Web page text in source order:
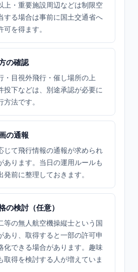
上・重要施設周辺などは制限空
する場合は事前に国土交通省へ
可を得ます。
の確認
・目視外飛行・催し場所の上
投下などは、別途承認が必要に
方法です。
の通報
じて飛行情報の通報が求められ
あります。当日の運用ルールも
発前に整理しておきます。
の検討（任意）
等の無人航空機操縦士という国
あり、取得すると一部の許可申
化できる場合があります。趣味
取得を検討する人が増えていま